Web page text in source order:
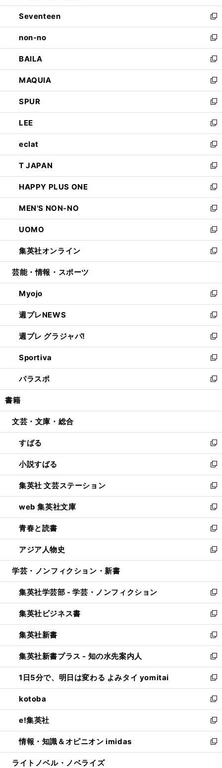
開
く
ウ
で
開
く
ン
ド
ウ
で
開
く
Seventeen
新
し
い
ウ
ィ
ン
ド
ウ
で
開
く
non-no
新
し
い
ウ
ィ
ン
ド
ウ
で
開
く
BAILA
新
し
い
ウ
ィ
ン
ド
ウ
で
開
く
MAQUIA
新
し
い
ウ
ィ
ン
ド
ウ
で
開
く
SPUR
新
し
い
ウ
ィ
ン
ド
ウ
で
開
く
LEE
新
し
い
ウ
ィ
ン
ド
ウ
で
開
く
eclat
新
し
い
ウ
ィ
ン
ド
ウ
で
開
く
T JAPAN
新
し
い
ウ
ィ
ン
ド
ウ
で
開
HAPPY PLUS ONE
新
し
い
ウ
ィ
ン
ド
ウ
開
く
MEN'S NON-NO
新
し
い
ウ
ィ
ン
ウ
で
開
く
UOMO
新
し
い
ウ
ン
ド
ウ
で
開
く
集英社オンライン
新
し
ウ
ィ
ン
ド
ウ
で
開
く
芸能・情報・スポーツ
Myojo
新
し
い
ウ
ィ
ン
ド
ウ
で
開
週プレNEWS
新
し
い
ウ
ィ
ン
ド
ウ
開
週プレ グラジャパ!
新
し
い
ウ
ィ
ン
ウ
開
く
Sportiva
新
し
い
ウ
ン
ウ
で
開
く
パラスポ
新
し
ウ
ン
ド
ウ
で
開
く
書籍
文芸・文庫・総合
すばる
新
し
い
ウ
ィ
ン
ド
ウ
で
開
く
小説すばる
新
し
い
ウ
ィ
ン
ド
ウ
で
開
集英社 文芸ステーション
新
し
い
ウ
ィ
ン
ド
ウ
開
く
web 集英社文庫
新
し
い
ウ
ィ
ン
ウ
で
開
く
青春と読書
新
し
い
ウ
ン
ド
ウ
で
開
く
アジア人物史
新
し
ウ
ィ
ン
ド
ウ
で
開
く
学芸・ノンフィクション・新書
集英社学芸部 - 学芸・ノンフィクション
新
し
い
ウ
ィ
ン
ド
ウ
で
開
く
集英社ビジネス書
新
し
い
ウ
ィ
ン
ド
ウ
で
開
く
集英社新書
新
し
い
ウ
ィ
ン
ド
ウ
で
開
く
集英社新書プラス - 知の水先案内人
新
し
い
ウ
ィ
ン
ド
ウ
で
開
1日5分で、明日は変わる よみタイ yomitai
新
し
い
ウ
ィ
ン
ド
ウ
kotoba
新
し
い
ウ
ィ
ン
e!集英社
新
し
い
ウ
情報・知識＆オピニオン imidas
新
し
ライトノベル・ノベライズ